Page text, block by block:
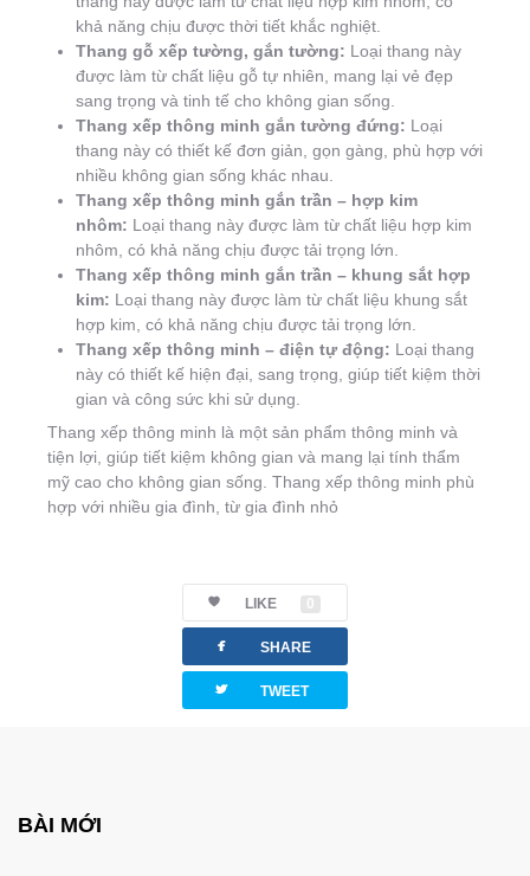
khả năng chịu được thời tiết khắc nghiệt.
Thang gỗ xếp tường, gắn tường: Loại thang này
được làm từ chất liệu gỗ tự nhiên, mang lại vẻ đẹp
sang trọng và tinh tế cho không gian sống.
Thang xếp thông minh gắn tường đứng: Loại
thang này có thiết kế đơn giản, gọn gàng, phù hợp với
nhiều không gian sống khác nhau.
Thang xếp thông minh gắn trần – hợp kim
nhôm: Loại thang này được làm từ chất liệu hợp kim
nhôm, có khả năng chịu được tải trọng lớn.
Thang xếp thông minh gắn trần – khung sắt hợp
kim: Loại thang này được làm từ chất liệu khung sắt
hợp kim, có khả năng chịu được tải trọng lớn.
Thang xếp thông minh – điện tự động: Loại thang
này có thiết kế hiện đại, sang trọng, giúp tiết kiệm thời
gian và công sức khi sử dụng.
Thang xếp thông minh là một sản phẩm thông minh và
tiện lợi, giúp tiết kiệm không gian và mang lại tính thẩm
mỹ cao cho không gian sống. Thang xếp thông minh phù
hợp với nhiều gia đình, từ gia đình nhỏ
LIKE 0
facebook SHARE
twitterbird TWEET
BÀI MỚI